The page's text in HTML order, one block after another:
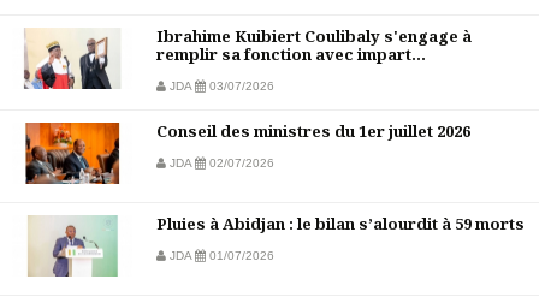
Ibrahime Kuibiert Coulibaly s'engage à
remplir sa fonction avec impart...
JDA 03/07/2026
Conseil des ministres du 1er juillet 2026
JDA 02/07/2026
Pluies à Abidjan : le bilan s’alourdit à 59 morts
JDA 01/07/2026